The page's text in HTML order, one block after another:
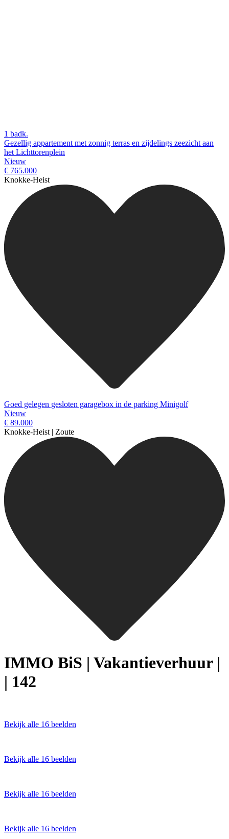
1 badk.
Gezellig appartement met zonnig terras en zijdelings zeezicht aan
het Lichttorenplein
Nieuw
€ 765.000
Knokke-Heist
Goed gelegen gesloten garagebox in de parking Minigolf
Nieuw
€ 89.000
Knokke-Heist | Zoute
IMMO BiS | Vakantieverhuur |
| 142
Bekijk alle 16 beelden
Bekijk alle 16 beelden
Bekijk alle 16 beelden
Bekijk alle 16 beelden